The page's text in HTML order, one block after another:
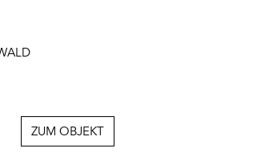
ZUM OBJEKT